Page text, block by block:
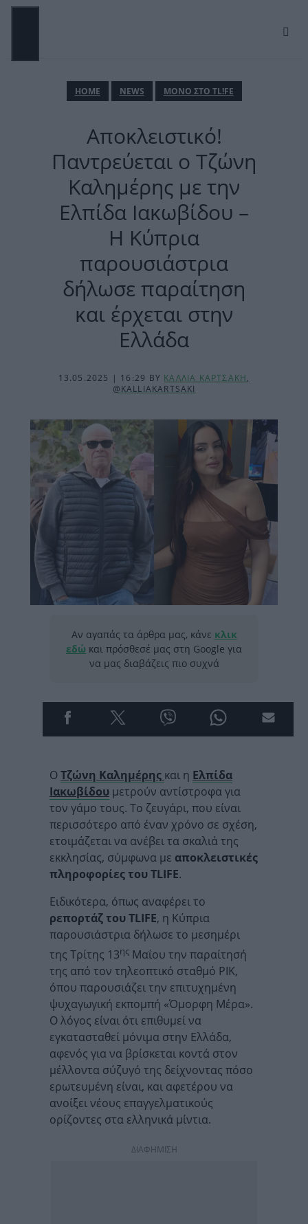
Μετάβαση
ΗΟΜΕ NEWS ΜΟΝΟ ΣΤΟ TL!FE
Αποκλειστικό!
Παντρεύεται ο Τζώνη
Καλημέρης με την
Ελπίδα Ιακωβίδου –
Η Κύπρια
παρουσιάστρια
δήλωσε παραίτηση
και έρχεται στην
Ελλάδα
13.05.2025 | 16:29 BY ΚΑΛΛΙΑ ΚΑΡΤΣΑΚΗ,
@KALLIAKARTSAKI
Αν αγαπάς τα άρθρα μας, κάνε κλικ
εδώ και πρόσθεσέ μας στη Google για
να μας διαβάζεις πιο συχνά
ΟΤζώνη Καλημέρης και η Ελπίδα
Ιακωβίδου μετρούν αντίστροφα για
τον γάμο τους. Το ζευγάρι, που είναι
περισσότερο από έναν χρόνο σε σχέση,
ετοιμάζεται να ανέβει τα σκαλιά της
εκκλησίας, σύμφωνα με αποκλειστικές
πληροφορίες του TLIFE.
Ειδικότερα, όπως αναφέρει το
ρεπορτάζ του TLIFE, η Κύπρια
παρουσιάστρια δήλωσε το μεσημέρι
της Τρίτης 13ης Μαΐου την παραίτησή
της από τον τηλεοπτικό σταθμό ΡΙΚ,
όπου παρουσιάζει την επιτυχημένη
ψυχαγωγική εκπομπή «Όμορφη Μέρα».
Ο λόγος είναι ότι επιθυμεί να
εγκατασταθεί μόνιμα στην Ελλάδα,
αφενός για να βρίσκεται κοντά στον
μέλλοντα σύζυγό της δείχνοντας πόσο
ερωτευμένη είναι, και αφετέρου να
ανοίξει νέους επαγγελματικούς
ορίζοντες στα ελληνικά μίντια.
ΔΙΑΦΗΜΙΣΗ